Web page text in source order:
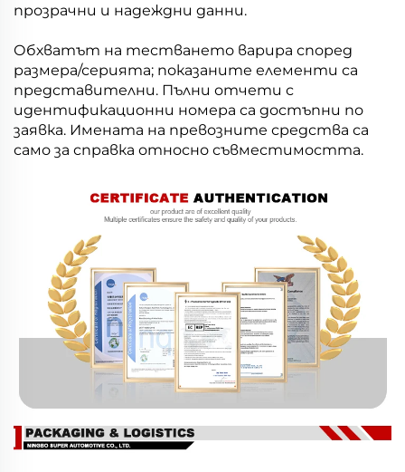
прозрачни и надеждни данни.
Обхватът на тестването варира според
размера/серията; показаните елементи са
представителни. Пълни отчети с
идентификационни номера са достъпни по
заявка. Имената на превозните средства са
само за справка относно съвместимостта.